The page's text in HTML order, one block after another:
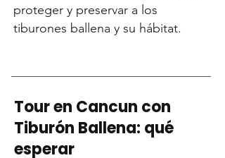
proteger y preservar a los
tiburones ballena y su hábitat.
Tour en Cancun con
Tiburón Ballena: qué
esperar